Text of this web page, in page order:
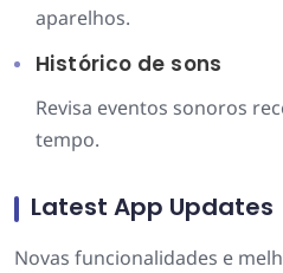
aparelhos.
Histórico de sons
Revisa eventos sonoros
tempo.
Latest App Updates
Novas funcionalidades e